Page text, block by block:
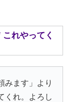
れやってく
みます」より
くれ。よろし